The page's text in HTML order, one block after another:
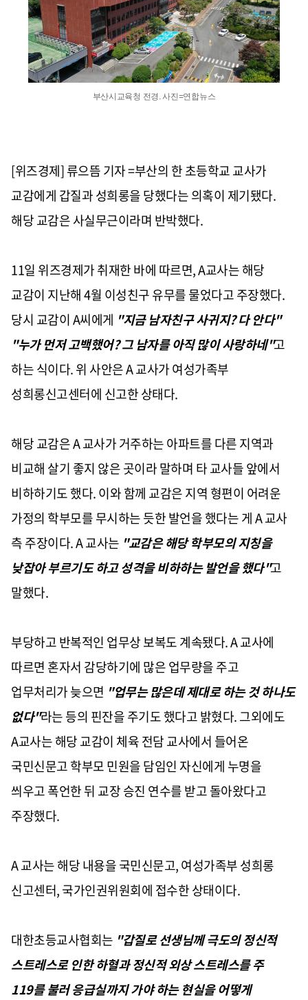
부산시교육청 전경. 사진=연합뉴스
[위즈경제] 류으뜸 기자 =부산의 한 초등학교 교사가
교감에게 갑질과 성희롱을 당했다는 의혹이 제기됐다.
해당 교감은 사실무근이라며 반박했다.
11일 위즈경제가 취재한 바에 따르면, A교사는 해당
교감이 지난해 4월 이성친구 유무를 물었다고 주장했다.
당시 교감이 A씨에게 "지금 남자친구 사귀지? 다 안다"
"누가 먼저 고백했어? 그 남자를 아직 많이 사랑하네"고
하는 식이다. 위 사안은 A 교사가 여성가족부
성희롱신고센터에 신고한 상태다.
해당 교감은 A 교사가 거주하는 아파트를 다른 지역과
비교해 살기 좋지 않은 곳이라 말하며 타 교사들 앞에서
비하하기도 했다. 이와 함께 교감은 지역 형편이 어려운
가정의 학부모를 무시하는 듯한 발언을 했다는 게 A 교사
측 주장이다. A 교사는 "교감은 해당 학부모의 지칭을
낮잡아 부르기도 하고 성격을 비하하는 발언을 했다"고
말했다.
부당하고 반복적인 업무상 보복도 계속됐다. A 교사에
따르면 혼자서 감당하기에 많은 업무량을 주고
업무처리가 늦으면 "업무는 많은데 제대로 하는 것 하나도
없다"라는 등의 핀잔을 주기도 했다고 밝혔다. 그외에도
A교사는 해당 교감이 체육 전담 교사에서 들어온
국민신문고 학부모 민원을 담임인 자신에게 누명을
씌우고 폭언한 뒤 교장 승진 연수를 받고 돌아왔다고
주장했다.
A 교사는 해당 내용을 국민신문고, 여성가족부 성희롱
신고센터, 국가인권위원회에 접수한 상태이다.
대한초등교사협회는 "갑질로 선생님께 극도의 정신적
스트레스로 인한 하혈과 정신적 외상 스트레스를 주
119를 불러 응급실까지 가야 하는 현실을 어떻게